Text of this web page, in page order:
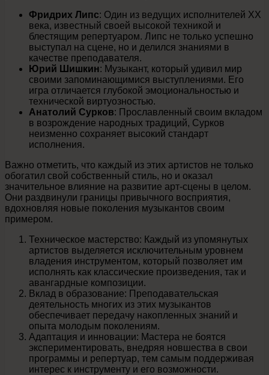
Фридрих Липс: Один из ведущих исполнителей XX
века, известный своей высокой техникой и
блестящим репертуаром. Липс не только успешно
выступал на сцене, но и делился знаниями в
качестве преподавателя.
Юрий Шишкин: Музыкант, который удивил мир
своими запоминающимися выступлениями. Его
игра отличается глубокой эмоциональностью и
технической виртуозностью.
Анатолий Сурков: Прославленный своим вкладом
в возрождение народных традиций, Сурков
неизменно сохраняет высокий стандарт
исполнения.
Важно отметить, что каждый из этих артистов не только
обогатил свой собственный стиль, но и оказал
значительное влияние на развитие арт-сцены в целом.
Они раздвинули границы привычного восприятия,
вдохновляя новые поколения музыкантов своим
примером.
Техническое мастерство: Каждый из упомянутых
артистов выделяется исключительным уровнем
владения инструментом, который позволяет им
исполнять как классические произведения, так и
авангардные композиции.
Вклад в образование: Преподавательская
деятельность многих из этих музыкантов
обеспечивает передачу накопленных знаний и
опыта молодым поколениям.
Адаптация и инновации: Мастера не боятся
экспериментировать, внедряя новшества в свои
программы и репертуар, тем самым поддерживая
интерес к инструменту и его возможности.